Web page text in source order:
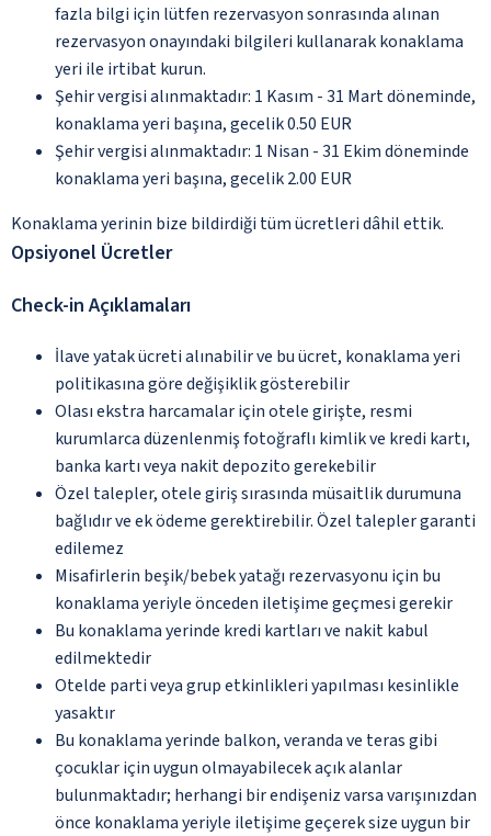
fazla bilgi için lütfen rezervasyon sonrasında alınan
rezervasyon onayındaki bilgileri kullanarak konaklama
yeri ile irtibat kurun.
Şehir vergisi alınmaktadır: 1 Kasım - 31 Mart döneminde,
konaklama yeri başına, gecelik 0.50 EUR
Şehir vergisi alınmaktadır: 1 Nisan - 31 Ekim döneminde
konaklama yeri başına, gecelik 2.00 EUR
Konaklama yerinin bize bildirdiği tüm ücretleri dâhil ettik.
Opsiyonel Ücretler
Check-in Açıklamaları
İlave yatak ücreti alınabilir ve bu ücret, konaklama yeri
politikasına göre değişiklik gösterebilir
Olası ekstra harcamalar için otele girişte, resmi
kurumlarca düzenlenmiş fotoğraflı kimlik ve kredi kartı,
banka kartı veya nakit depozito gerekebilir
Özel talepler, otele giriş sırasında müsaitlik durumuna
bağlıdır ve ek ödeme gerektirebilir. Özel talepler garanti
edilemez
Misafirlerin beşik/bebek yatağı rezervasyonu için bu
konaklama yeriyle önceden iletişime geçmesi gerekir
Bu konaklama yerinde kredi kartları ve nakit kabul
edilmektedir
Otelde parti veya grup etkinlikleri yapılması kesinlikle
yasaktır
Bu konaklama yerinde balkon, veranda ve teras gibi
çocuklar için uygun olmayabilecek açık alanlar
bulunmaktadır; herhangi bir endişeniz varsa varışınızdan
önce konaklama yeriyle iletişime geçerek size uygun bir